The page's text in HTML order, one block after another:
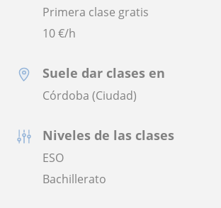
Primera clase gratis
10€/h
Suele dar clases en
Córdoba (Ciudad)
Niveles de las clases
ESO
Bachillerato